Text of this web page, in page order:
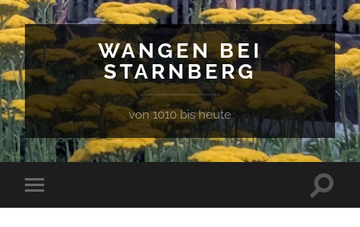
WANGEN BEI
STARNBERG
von 1010 bis heute
Mobile-
Menü